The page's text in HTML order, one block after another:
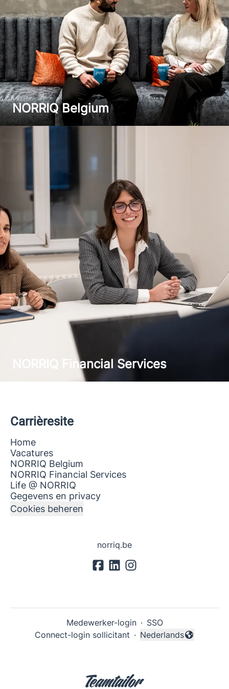
NORRIQ Belgium
NORRIQ Financial Services
Carrièresite
Home
Vacatures
NORRIQ Belgium
NORRIQ Financial Services
Life @ NORRIQ
Gegevens en privacy
Cookies beheren
norriq.be
Medewerker-login · SSO
Connect-login sollicitant ·
Taal wijzigen
Nederlands